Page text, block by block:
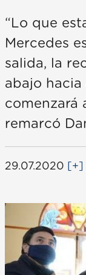
“Lo que
Mercedes
salida, la
abajo
comenzará
remarcó
29.07.2020 [+]